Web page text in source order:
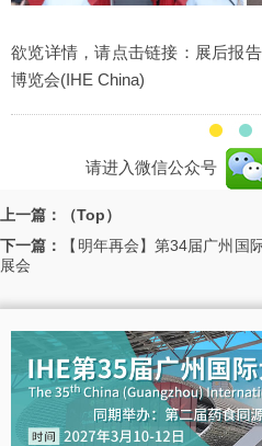
欲览详情，请点击链接： 展后报
博览会(IHE China)
请进入微信公众号
上一篇：（Top）
下一篇：
【明年再会】第34届广州国
展会